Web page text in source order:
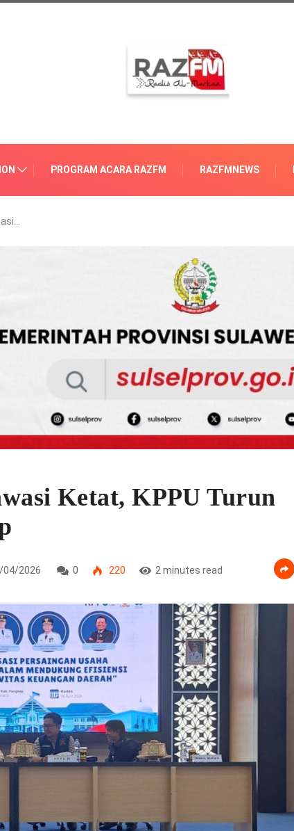
PROGRAM ACARA RAZFM RAZFMNEWS
Ketat, KPPU Turun
04/2026 0 220 2 minutes read